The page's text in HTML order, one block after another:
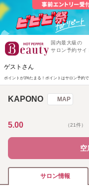
国内最大級の
サロン予約サイ
ゲストさん
ポイントが1%たまる！ ポイントはサロン予約で
KAPONO MAP
5.00 （21件）
空
サロン情報